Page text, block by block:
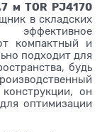
м TOR PJ4170
в складских
компактный и
подходит для
будь
он
оптимизации